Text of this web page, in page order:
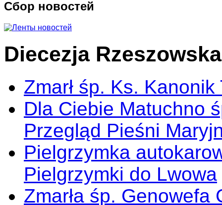
Сбор новостей
Diecezja Rzeszowska
Zmarł śp. Ks.
Dla Ciebie Matuchno
Przegląd Pieśni
Pielgrzymka
Pielgrzymki do Lwowa
Zmarła śp.